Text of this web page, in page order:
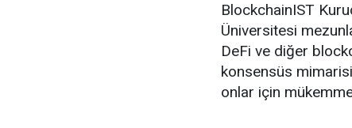
BlockchainIST
Üniversitesi
DeFi ve diğer
konsensüs
onlar için